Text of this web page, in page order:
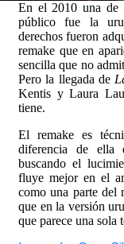
En el 2010 una de
público fue la
derechos fueron
remake que en
sencilla que no
Pero la llegada de
Kentis y Laura
tiene.
El remake es
diferencia de ella
buscando el
fluye mejor en el
como una parte del
que en la versión
que parece una sola